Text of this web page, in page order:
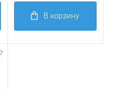
В корзину
Купить в 1